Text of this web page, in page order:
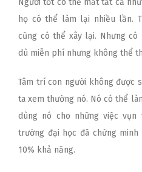
họ có thể làm lại nhiều lần.
cũng có thể xây lại. Nhưng
dù miễn phí nhưng không thể
Tâm trí con người không được
ta xem thường nó. Nó có thể
dùng nó cho những việc vụn
trường đại học đã chứng
10% khả năng.